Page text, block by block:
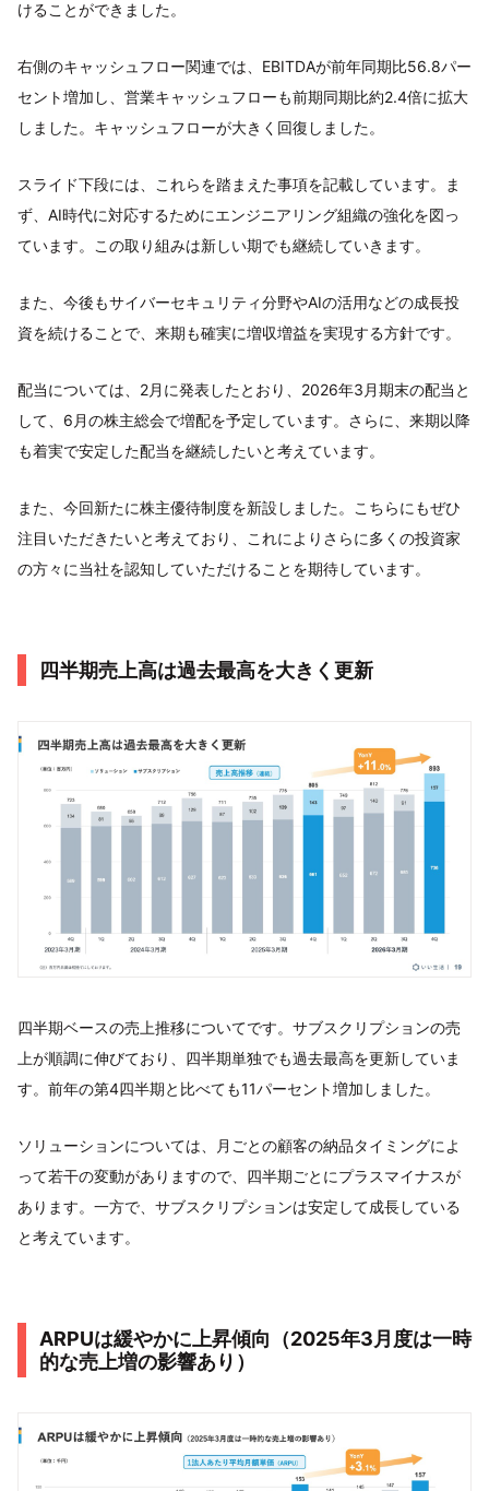
けることができました。
右側のキャッシュフロー関連では、EBITDAが前年同期比56.8パー
セント増加し、営業キャッシュフローも前期同期比約2.4倍に拡大
しました。キャッシュフローが大きく回復しました。
スライド下段には、これらを踏まえた事項を記載しています。ま
ず、AI時代に対応するためにエンジニアリング組織の強化を図っ
ています。この取り組みは新しい期でも継続していきます。
また、今後もサイバーセキュリティ分野やAIの活用などの成長投
資を続けることで、来期も確実に増収増益を実現する方針です。
配当については、2月に発表したとおり、2026年3月期末の配当と
して、6月の株主総会で増配を予定しています。さらに、来期以降
も着実で安定した配当を継続したいと考えています。
また、今回新たに株主優待制度を新設しました。こちらにもぜひ
注目いただきたいと考えており、これによりさらに多くの投資家
の方々に当社を認知していただけることを期待しています。
四半期売上高は過去最高を大きく更新
四半期ベースの売上推移についてです。サブスクリプションの売
上が順調に伸びており、四半期単独でも過去最高を更新していま
す。前年の第4四半期と比べても11パーセント増加しました。
ソリューションについては、月ごとの顧客の納品タイミングによ
って若干の変動がありますので、四半期ごとにプラスマイナスが
あります。一方で、サブスクリプションは安定して成長している
と考えています。
ARPUは緩やかに上昇傾向（2025年3月度は一時
的な売上増の影響あり）